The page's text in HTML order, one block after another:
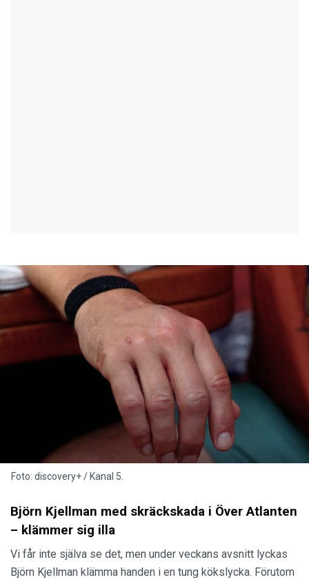
Foto: discovery+ / Kanal 5.
Björn Kjellman med skräckskada i Över Atlanten
– klämmer sig illa
Vi får inte själva se det, men under veckans avsnitt lyckas
Björn Kjellman klämma handen i en tung kökslycka. Förutom